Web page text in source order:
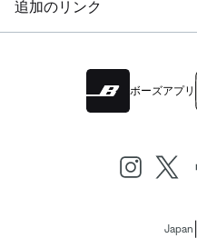
追加のリンク
ボーズアプリ
Japan